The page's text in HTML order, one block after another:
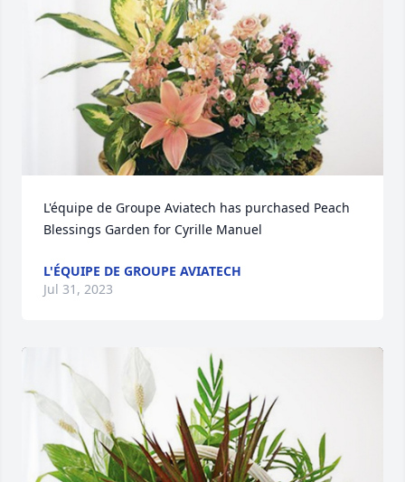
L'équipe de Groupe Aviatech has purchased Peach
Blessings Garden for Cyrille Manuel
L'ÉQUIPE DE GROUPE AVIATECH
Jul 31, 2023